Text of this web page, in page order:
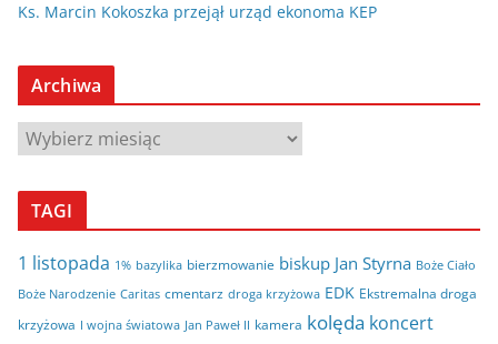
Ks. Marcin Kokoszka przejął urząd ekonoma KEP
Archiwa
A
c
w
a
TAGI
1 listopada 1% bazylika bierzmowanie biskup Jan Styrna Boże Ciało
Boże Narodzenie Caritas cmentarz droga krzyżowa EDK Ekstremalna droga
krzyżowa I wojna światowa Jan Paweł II kamera kolęda koncert